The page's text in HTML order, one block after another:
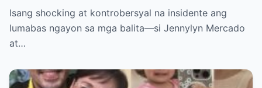
SA LIKOD NG CAMERA — Buong
PANGYAYARI, NAHULI SA VIDEO! Showbiz
World NAGULANTANG sa Biglaang
Personalidad!
Isang shocking at kontrobersyal na insidente ang
lumabas ngayon sa mga balita—si Jennylyn Mercado
at…